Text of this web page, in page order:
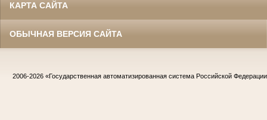
КАРТА САЙТА
ОБЫЧНАЯ ВЕРСИЯ САЙТА
2006-2026 «Государственная автоматизированная система Российской